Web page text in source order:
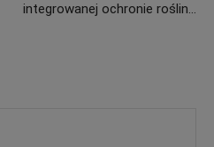
integrowanej ochronie roślin…